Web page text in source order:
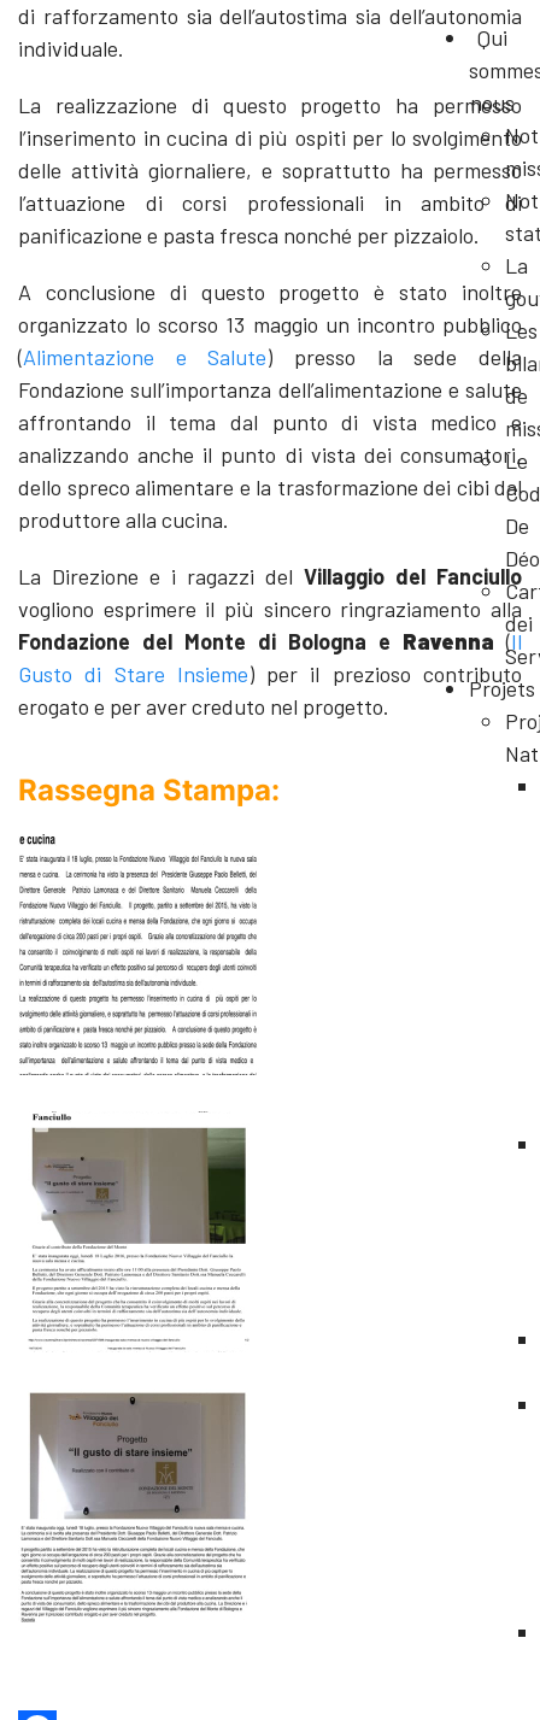
Qui
nous
La
Les
de
Le
De
dei
Projets
di rafforzamento sia dell’autostima sia dell’autonomia
individuale.
La realizzazione di questo progetto ha permesso
l’inserimento in cucina di più ospiti per lo svolgimento
delle attività giornaliere, e soprattutto ha permesso
l’attuazione di corsi professionali in ambito di
panificazione e pasta fresca nonché per pizzaiolo.
A conclusione di questo progetto è stato inoltre
organizzato lo scorso 13 maggio un incontro pubblico
(Alimentazione e Salute) presso la sede della
Fondazione sull’importanza dell’alimentazione e salute
affrontando il tema dal punto di vista medico e
analizzando anche il punto di vista dei consumatori,
dello spreco alimentare e la trasformazione dei cibi dal
produttore alla cucina.
La Direzione e i ragazzi del Villaggio del Fanciullo
vogliono esprimere il più sincero ringraziamento alla
Fondazione del Monte di Bologna e Ravenna (Il
Gusto di Stare Insieme) per il prezioso contributo
erogato e per aver creduto nel progetto.
Rassegna Stampa: